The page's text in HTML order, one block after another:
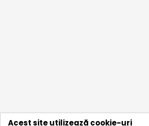
Acest site utilizează cookie-uri